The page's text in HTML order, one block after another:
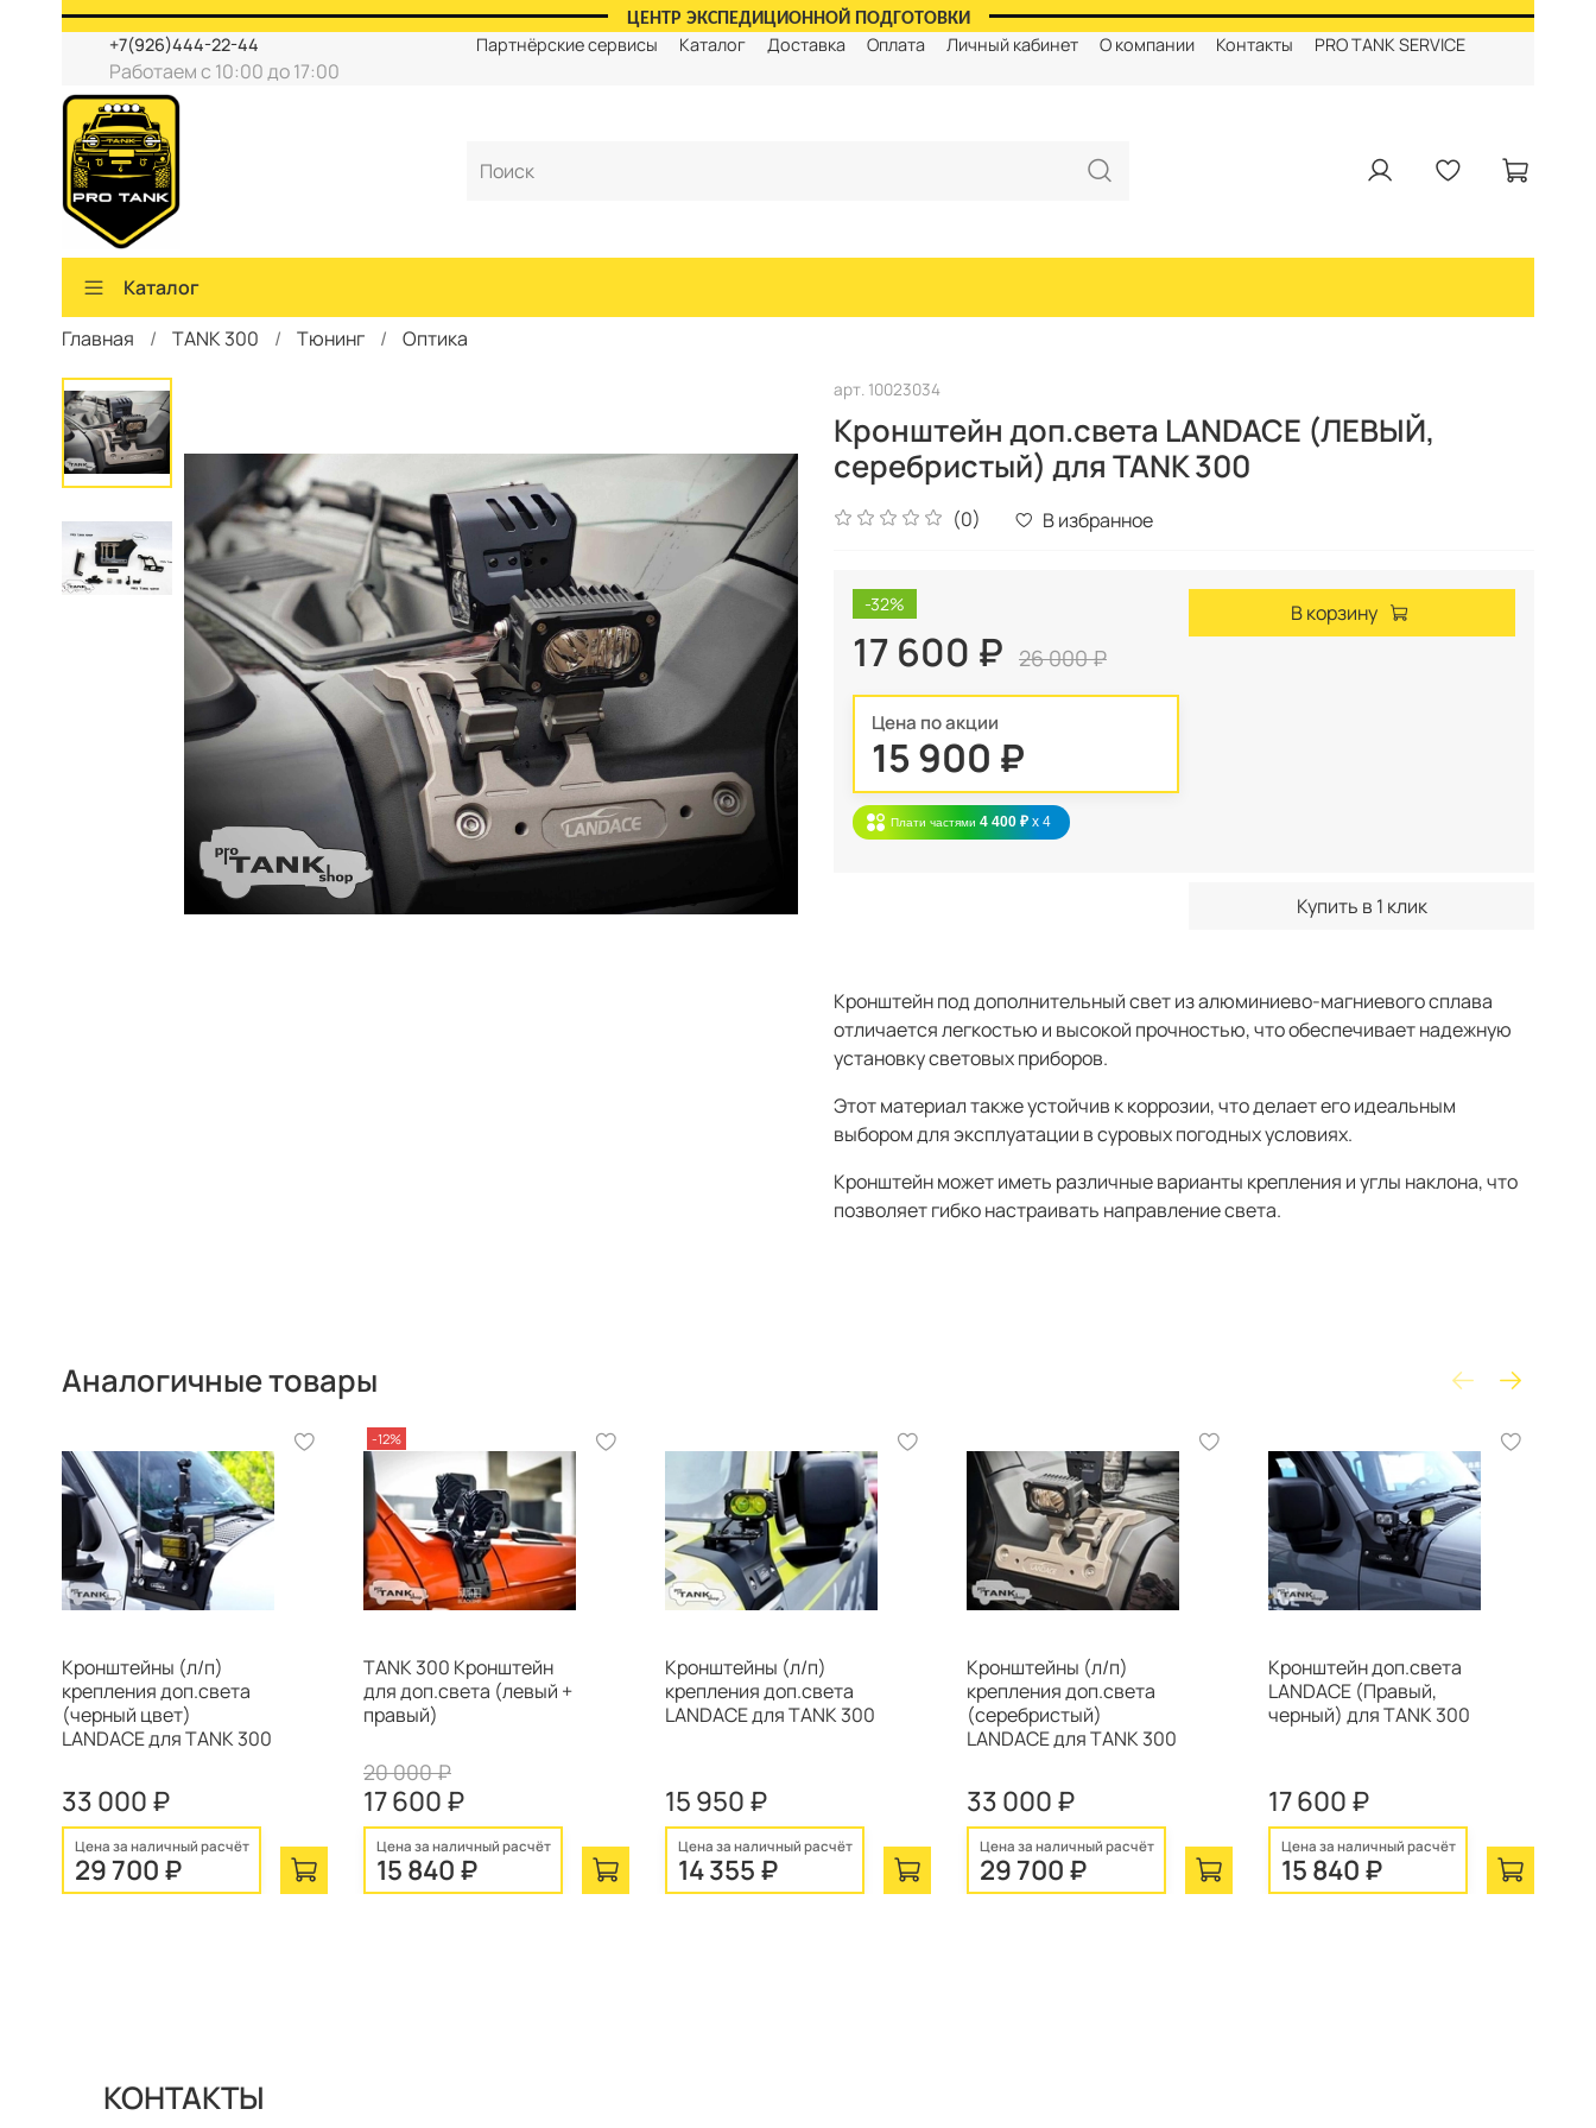
ЦЕНТР ЭКСПЕДИЦИОННОЙ ПОДГОТОВКИ
Партнёрские сервисы Каталог Доставка Оплата Личный кабинет О компании Контакты PRO TANK SERVICE
Работаем с 10:00 до 17:00
+7(926)444-22-44
Каталог
Главная
TANK 300 Тюнинг Оптика
арт. 10023034
Кронштейн доп.света LANDACE (ЛЕВЫЙ,
серебристый) для TANK 300
(0) В избранное
-32%
17 600 ₽ 26 000 ₽
Цена по акции
15 900 ₽
Плати частями 4 400 ₽ x 4
В корзину
Купить в 1 клик
Кронштейн под дополнительный свет из алюминиево-магниевого сплава
отличается легкостью и высокой прочностью, что обеспечивает надежную
установку световых приборов.
Этот материал также устойчив к коррозии, что делает его идеальным
выбором для эксплуатации в суровых погодных условиях.
Кронштейн может иметь различные варианты крепления и углы наклона, что
позволяет гибко настраивать направление света.
Аналогичные товары
Кронштейны (л/п)
крепления доп.света
(черный цвет)
LANDACE для TANK 300
33 000 ₽
Цена за наличный расчёт
29 700 ₽
-12%
TANK 300 Кронштейн
для доп.света (левый +
правый)
20 000 ₽
17 600 ₽
Цена за наличный расчёт
15 840 ₽
Кронштейны (л/п)
крепления доп.света
LANDACE для TANK 300
15 950 ₽
Цена за наличный расчёт
14 355 ₽
Кронштейны (л/п)
крепления доп.света
(серебристый)
LANDACE для TANK 300
33 000 ₽
Цена за наличный расчёт
29 700 ₽
Кронштейн доп.света
LANDACE (Правый,
черный) для TANK 300
17 600 ₽
Цена за наличный расчёт
15 840 ₽
КОНТАКТЫ